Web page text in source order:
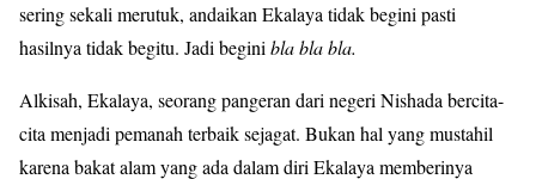
sering sekali merutuk, andaikan Ekalaya tidak begini pasti
hasilnya tidak begitu. Jadi begini bla bla bla.
Alkisah, Ekalaya, seorang pangeran dari negeri Nishada bercita-
cita menjadi pemanah terbaik sejagat. Bukan hal yang mustahil
karena bakat alam yang ada dalam diri Ekalaya memberinya